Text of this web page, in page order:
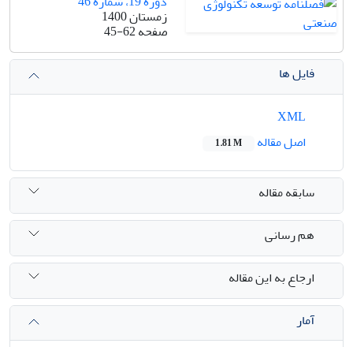
زمستان 1400
صفحه45-62
فایل ها
اصل مقاله
1.81 M
سابقه مقاله
هم رسانی
ارجاع به این مقاله
آمار